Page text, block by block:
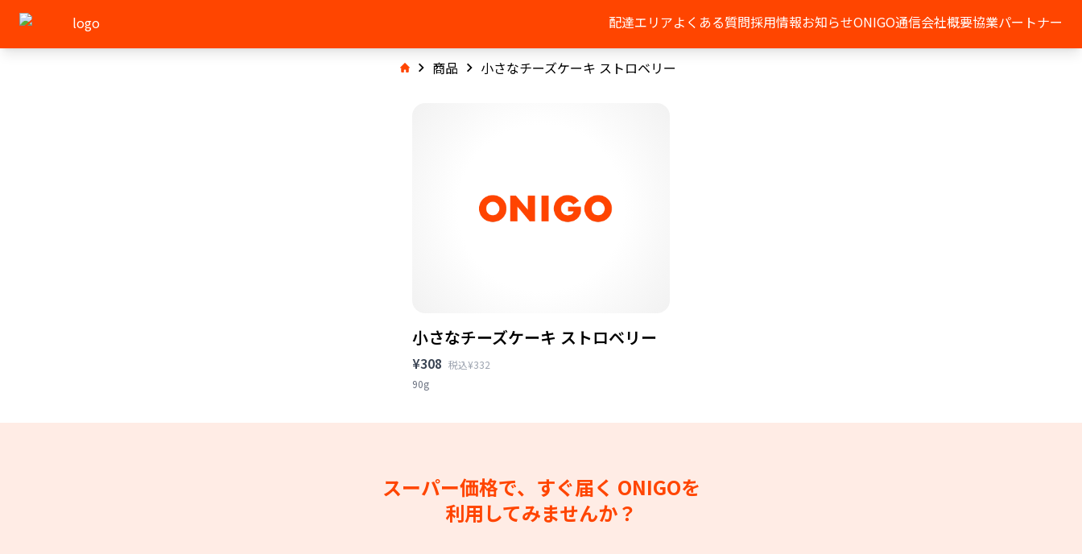
配達エリアよくある質問採用情報お知らせONIGO通信会社概要協業パートナー
商品 小さなチーズケーキ ストロベリー
小さなチーズケーキ ストロベリー
¥308 税込¥332
90g
スーパー価格で、すぐ届く ONIGOを
利用してみませんか？